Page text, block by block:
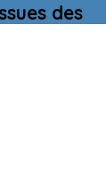
des